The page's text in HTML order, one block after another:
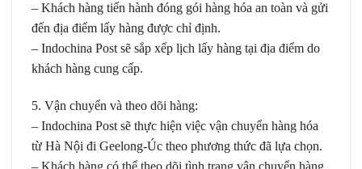
– Khách hàng tiến hành đóng gói hàng hóa an toàn và gửi
đến địa điểm lấy hàng được chỉ định.
– Indochina Post sẽ sắp xếp lịch lấy hàng tại địa điểm do
khách hàng cung cấp.
5. Vận chuyển và theo dõi hàng:
– Indochina Post sẽ thực hiện việc vận chuyển hàng hóa
từ Hà Nội đi Geelong-Úc theo phương thức đã lựa chọn.
– Khách hàng có thể theo dõi tình trạng vận chuyển hàng